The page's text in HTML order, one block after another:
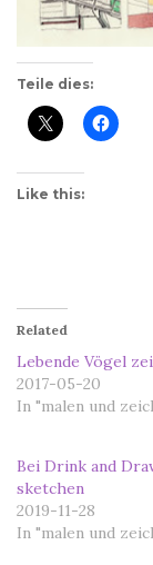
Teile dies:
Like this:
Related
Lebende Vögel
2017-05-20
In "malen und
Bei Drink and
sketchen
2019-11-28
In "malen und